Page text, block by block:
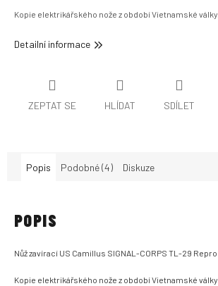
Kopie elektrikářského nože z období Vietnamské války.
Detailní informace
ZEPTAT SE HLÍDAT SDÍLET
Popis Podobné (4) Diskuze
POPIS
Nůž zavírací US Camillus SIGNAL-CORPS TL-29 Repro
Kopie elektrikářského nože z období Vietnamské války